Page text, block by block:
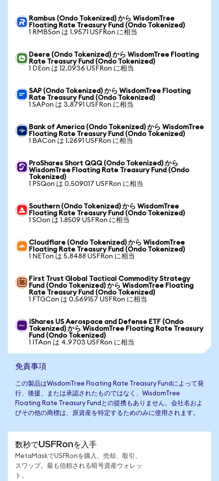
Rambus (Ondo Tokenized) から WisdomTree
Floating Rate Treasury Fund (Ondo Tokenized)
1 RMBSon は 1.9571 USFRon に相当
Deere (Ondo Tokenized) から WisdomTree Floating
Rate Treasury Fund (Ondo Tokenized)
1 DEon は 12.0936 USFRon に相当
SAP (Ondo Tokenized) から WisdomTree Floating
Rate Treasury Fund (Ondo Tokenized)
1 SAPon は 3.8791 USFRon に相当
Bank of America (Ondo Tokenized) から WisdomTree
Floating Rate Treasury Fund (Ondo Tokenized)
1 BACon は 1.2691 USFRon に相当
ProShares Short QQQ (Ondo Tokenized) から
WisdomTree Floating Rate Treasury Fund (Ondo
Tokenized)
1 PSQon は 0.509017 USFRon に相当
Southern (Ondo Tokenized) から WisdomTree
Floating Rate Treasury Fund (Ondo Tokenized)
1 SOon は 1.8509 USFRon に相当
Cloudflare (Ondo Tokenized) から WisdomTree
Floating Rate Treasury Fund (Ondo Tokenized)
1 NETon は 5.8488 USFRon に相当
First Trust Global Tactical Commodity Strategy
Fund (Ondo Tokenized) から WisdomTree Floating
Rate Treasury Fund (Ondo Tokenized)
1 FTGCon は 0.569157 USFRon に相当
iShares US Aerospace and Defense ETF (Ondo
Tokenized) から WisdomTree Floating Rate Treasury
Fund (Ondo Tokenized)
1 ITAon は 4.9703 USFRon に相当
免責事項
この製品はWisdomTree Floating Rate Treasury Fundによって発
行、後援、または承認されたものではなく、WisdomTree
Floating Rate Treasury Fundとの提携もありません。会社名およ
びその他の商標は、原資産を特定するためのみに使用されます。
数秒でUSFRonを入手
MetaMaskでUSFRonを購入、売却、取引、
スワップ。最も信頼される暗号資産ウォレッ
ト。